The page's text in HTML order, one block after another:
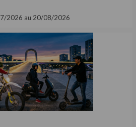
2026 au 20/08/2026